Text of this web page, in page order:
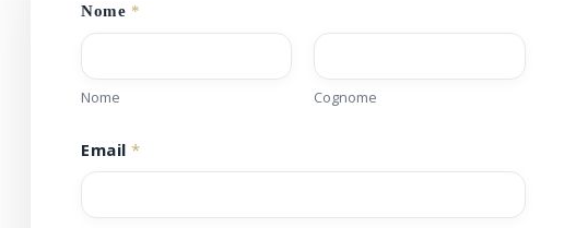
Nome *
Nome Cognome
Email *